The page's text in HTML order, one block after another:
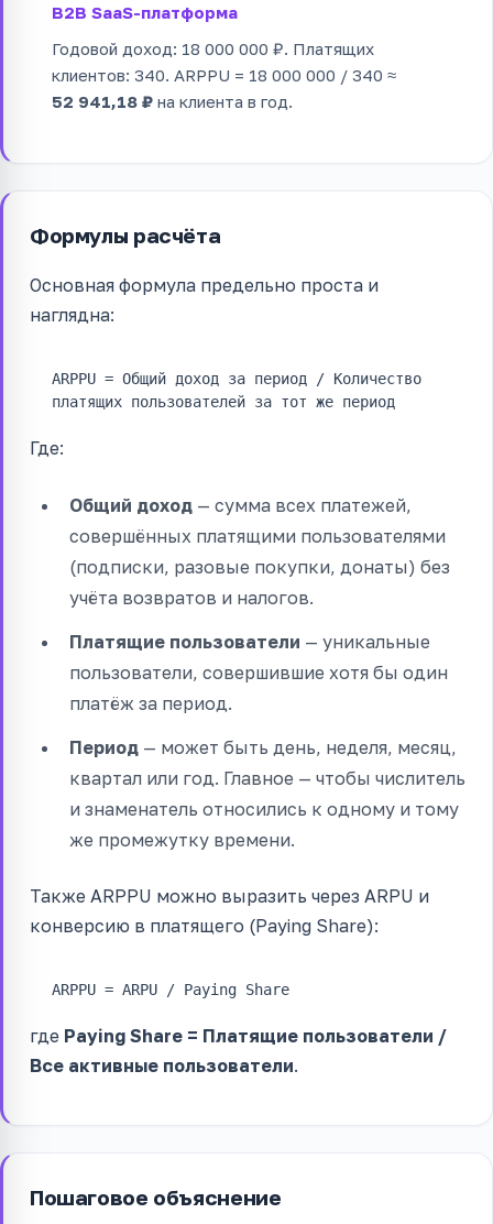
B2B SaaS-платформа
Годовой доход: 18 000 000 ₽. Платящих
клиентов: 340. ARPPU = 18 000 000 / 340 ≈
52 941,18 ₽ на клиента в год.
Формулы расчёта
Основная формула предельно проста и
наглядна:
ARPPU = Общий доход за период / Количество
платящих пользователей за тот же период
Где:
Общий доход — сумма всех платежей,
совершённых платящими пользователями
(подписки, разовые покупки, донаты) без
учёта возвратов и налогов.
Платящие пользователи — уникальные
пользователи, совершившие хотя бы один
платёж за период.
Период — может быть день, неделя, месяц,
квартал или год. Главное — чтобы числитель
и знаменатель относились к одному и тому
же промежутку времени.
Также ARPPU можно выразить через ARPU и
конверсию в платящего (Paying Share):
ARPPU = ARPU / Paying Share
где Paying Share = Платящие пользователи /
Все активные пользователи.
Пошаговое объяснение